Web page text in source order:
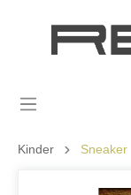
Kinder Sneaker